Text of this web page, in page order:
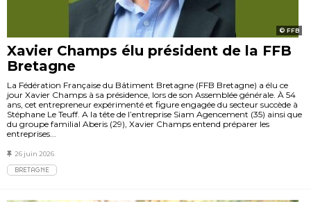
FFB
Xavier Champs élu président de la FFB
Bretagne
La Fédération Française du Bâtiment Bretagne (FFB Bretagne) a élu ce
jour Xavier Champs à sa présidence, lors de son Assemblée générale. À 54
ans, cet entrepreneur expérimenté et figure engagée du secteur succède à
Stéphane Le Teuff. A la tête de l’entreprise Siam Agencement (35) ainsi que
du groupe familial Aberis (29), Xavier Champs entend préparer les
entreprises...
26 juin 2026
BRETAGNE